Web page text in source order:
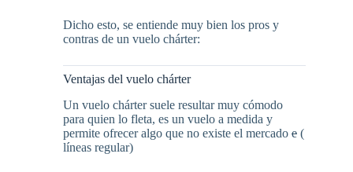
Dicho esto, se entiende muy bien los pros y
contras de un vuelo chárter:
Ventajas del vuelo chárter
Un vuelo chárter suele resultar muy cómodo
para quien lo fleta, es un vuelo a medida y
permite ofrecer algo que no existe el mercado e (
líneas regular)